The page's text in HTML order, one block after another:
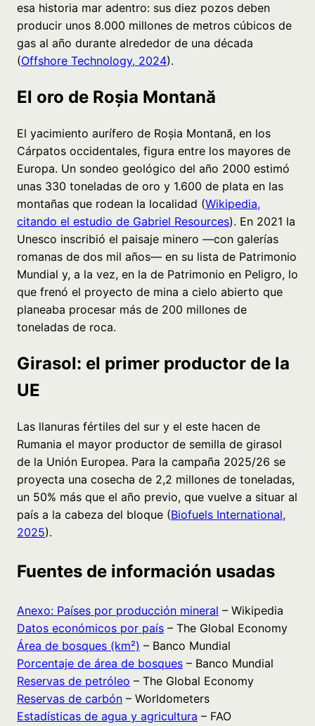
esa historia mar adentro: sus diez pozos deben
producir unos 8.000 millones de metros cúbicos de
gas al año durante alrededor de una década
(Offshore Technology, 2024).
El oro de Roșia Montană
El yacimiento aurífero de Roșia Montană, en los
Cárpatos occidentales, figura entre los mayores de
Europa. Un sondeo geológico del año 2000 estimó
unas 330 toneladas de oro y 1.600 de plata en las
montañas que rodean la localidad (Wikipedia,
citando el estudio de Gabriel Resources). En 2021 la
Unesco inscribió el paisaje minero —con galerías
romanas de dos mil años— en su lista de Patrimonio
Mundial y, a la vez, en la de Patrimonio en Peligro, lo
que frenó el proyecto de mina a cielo abierto que
planeaba procesar más de 200 millones de
toneladas de roca.
Girasol: el primer productor de la
UE
Las llanuras fértiles del sur y el este hacen de
Rumania el mayor productor de semilla de girasol
de la Unión Europea. Para la campaña 2025/26 se
proyecta una cosecha de 2,2 millones de toneladas,
un 50% más que el año previo, que vuelve a situar al
país a la cabeza del bloque (Biofuels International,
2025).
Fuentes de información usadas
Anexo: Países por producción mineral – Wikipedia
Datos económicos por país – The Global Economy
Área de bosques (km²) – Banco Mundial
Porcentaje de área de bosques – Banco Mundial
Reservas de petróleo – The Global Economy
Reservas de carbón – Worldometers
Estadísticas de agua y agricultura – FAO